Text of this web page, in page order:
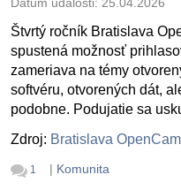
Dátum udalosti: 25.04.2026
Štvrtý ročník Bratislava
spustená možnosť
zameriava na témy
softvéru, otvorených dát,
podobne. Podujatie sa
Zdroj: Bratislava
1 | Komunita